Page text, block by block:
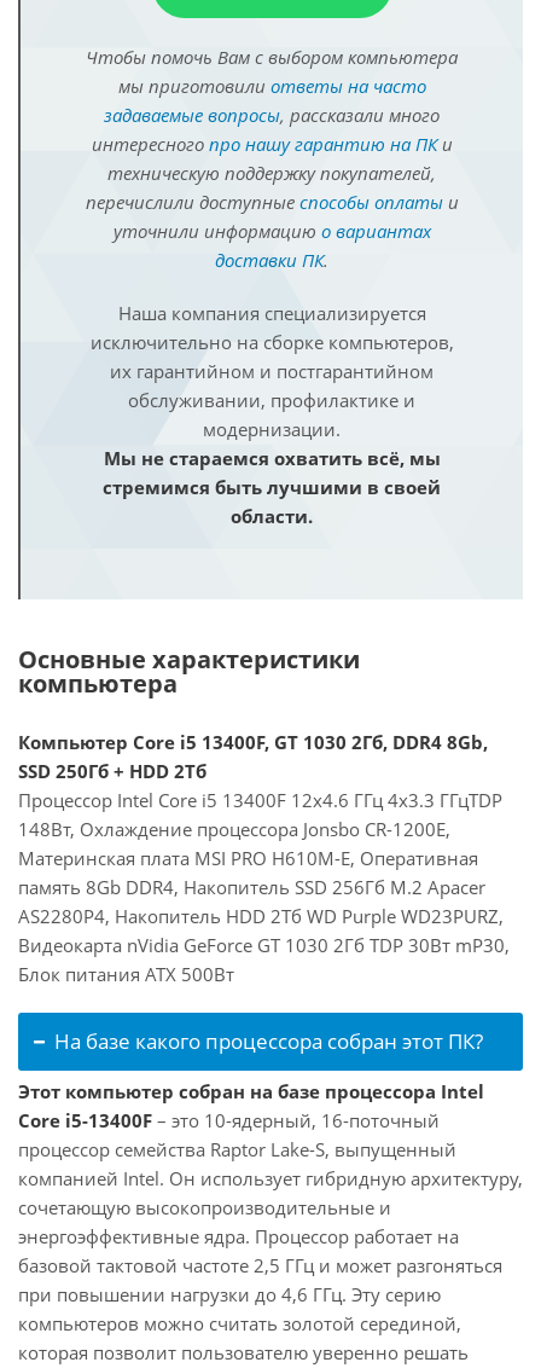
Чтобы помочь Вам с выбором компьютера
мы приготовили ответы на часто
задаваемые вопросы, рассказали много
интересного про нашу гарантию на ПКи
техническую поддержку покупателей,
перечислили доступные способы оплатыи
уточнили информацию о вариантах
доставки ПК.
Наша компания специализируется
исключительно на сборке компьютеров,
их гарантийном и постгарантийном
обслуживании, профилактике и
модернизации.
Мы не стараемся охватить всё, мы
стремимся быть лучшими в своей
области.
Основные характеристики
компьютера
Компьютер Core i5 13400F, GT 1030 2Гб, DDR4 8Gb,
SSD 250Гб + HDD 2Тб
Процессор Intel Core i5 13400F 12x4.6 ГГц 4x3.3 ГГцTDP
148Вт, Охлаждение процессора Jonsbo CR-1200E,
Материнская плата MSI PRO H610M-E, Оперативная
память 8Gb DDR4, Накопитель SSD 256Гб M.2 Apacer
AS2280P4, Накопитель HDD 2Тб WD Purple WD23PURZ,
Видеокарта nVidia GeForce GT 1030 2Гб TDP 30Вт mP30,
Блок питания ATX 500Вт
На базе какого процессора собран этот ПК?
Этот компьютер собран на базе процессора Intel
Core i5-13400F – это 10-ядерный, 16-поточный
процессор семейства Raptor Lake-S, выпущенный
компанией Intel. Он использует гибридную архитектуру,
сочетающую высокопроизводительные и
энергоэффективные ядра. Процессор работает на
базовой тактовой частоте 2,5 ГГц и может разгоняться
при повышении нагрузки до 4,6 ГГц. Эту серию
компьютеров можно считать золотой серединой,
которая позволит пользователю уверенно решать